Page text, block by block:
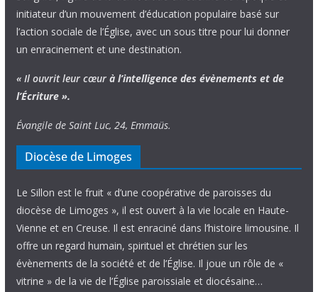
initiateur d’un mouvement d’éducation populaire basé sur
l’action sociale de l’Église, avec un sous titre pour lui donner
un enracinement et une destination.
« Il ouvrit leur cœur à l’intelligence des évènements et de
l’Écriture ».
Évangile de Saint Luc, 24, Emmaüs.
Diocèse de Limoges
Le Sillon est le fruit « d’une coopérative de paroisses du
diocèse de Limoges », il est ouvert à la vie locale en Haute-
Vienne et en Creuse. Il est enraciné dans l’histoire limousine. Il
offre un regard humain, spirituel et chrétien sur les
évènements de la société et de l’Église. Il joue un rôle de «
vitrine » de la vie de l’Église paroissiale et diocésaine…